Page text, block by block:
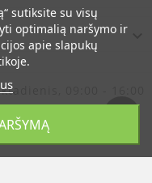
sutiksite su visų
optimalią naršymo ir
apie slapukų
09:00 - 16:00
Parduotuvė Lietuvoje